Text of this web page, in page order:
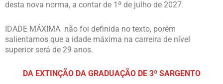
desta nova norma, a contar de 1º de julho de 2027.
IDADE MÁXIMA não foi definida no texto, porém
salientamos que a idade máxima na carreira de nível
superior será de 29 anos.
DA EXTINÇÃO DA GRADUAÇÃO DE 3º SARGENTO